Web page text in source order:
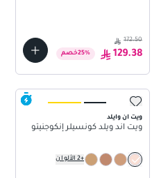
172.50
129.38
25% خصم
ويت ان وايلد
ويت اند ويلد كونسيلر إنكوجنيتو
+
2 الألوان